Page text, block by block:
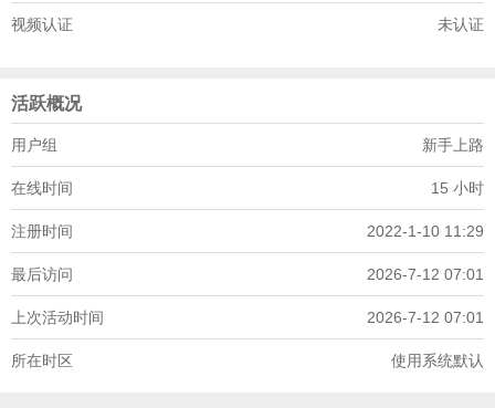
视频认证 未认证
活跃概况
用户组 新手上路
在线时间 15 小时
注册时间 2022-1-10 11:29
最后访问 2026-7-12 07:01
上次活动时间 2026-7-12 07:01
所在时区 使用系统默认